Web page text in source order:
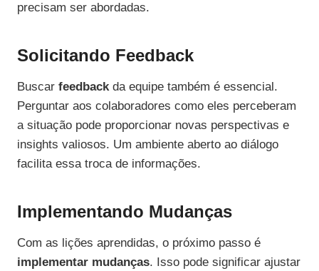
precisam ser abordadas.
Solicitando Feedback
Buscar feedbackda equipe também é essencial.
Perguntar aos colaboradores como eles perceberam
a situação pode proporcionar novas perspectivas e
insights valiosos. Um ambiente aberto ao diálogo
facilita essa troca de informações.
Implementando Mudanças
Com as lições aprendidas, o próximo passo é
implementar mudanças. Isso pode significar ajustar